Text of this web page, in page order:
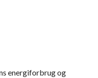
energiforbrug og